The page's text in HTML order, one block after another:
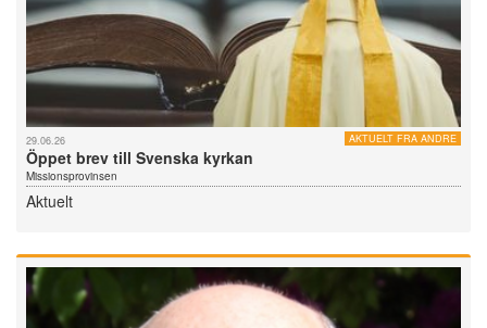
29.06.26 AKTUELT FRA ANDRE
Öppet brev till Svenska kyrkan
Missionsprovinsen
Aktuelt